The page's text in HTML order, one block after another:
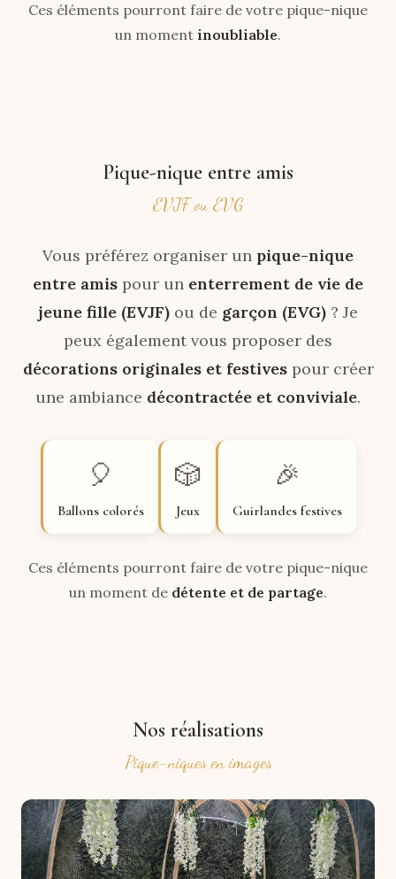
Ces éléments pourront faire de votre pique-nique
un moment inoubliable.
Pique-nique entre amis
EVJF ou EVG
Vous préférez organiser un pique-nique
entre amis pour un enterrement de vie de
jeune fille (EVJF) ou de garçon (EVG) ? Je
peux également vous proposer des
décorations originales et festivespour créer
une ambiance décontractée et conviviale.
🎈
Ballons colorés
🎲
Jeux
🎉
Guirlandes festives
Ces éléments pourront faire de votre pique-nique
un moment de détente et de partage.
Nos réalisations
Pique-niques en images